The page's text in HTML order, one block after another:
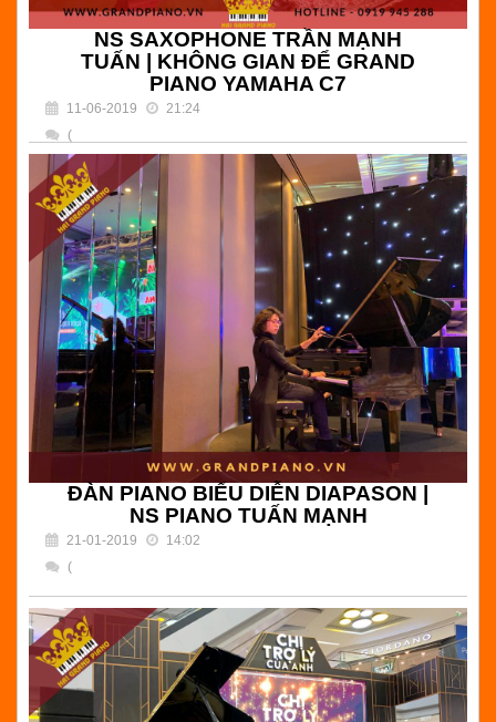
NS SAXOPHONE TRẦN MẠNH
TUẤN | KHÔNG GIAN ĐỂ GRAND
PIANO YAMAHA C7
11-06-2019
21:24
(
) Bình luận
NS SAXOPHONE TRẦN MẠNH TUẤN | KHÔNG GIAN ĐỂ
GRAND PIANO YAMAHA C7 | Hải Grand Piano - Chuyên
bán đàn grand piano và setup không gian để đàn chuyên
nghiệp
Đọc tiếp
ĐÀN PIANO BIỂU DIỄN DIAPASON |
NS PIANO TUẤN MẠNH
21-01-2019
14:02
(
) Bình luận
ĐÀN PIANO BIỂU DIỄN DIAPASON | NS PIANO TUẤN
MẠNH |Hải Grand Piano - Chuyên bán đàn grand piano
biểu diễn nhập khẩu Nhật Bản . Bảo hành 10 năm tại